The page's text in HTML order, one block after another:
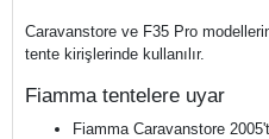
Caravanstore ve F35 Pro
tente kirişlerinde kullanılır.
Fiamma tentelere uyar
Fiamma Caravanstore